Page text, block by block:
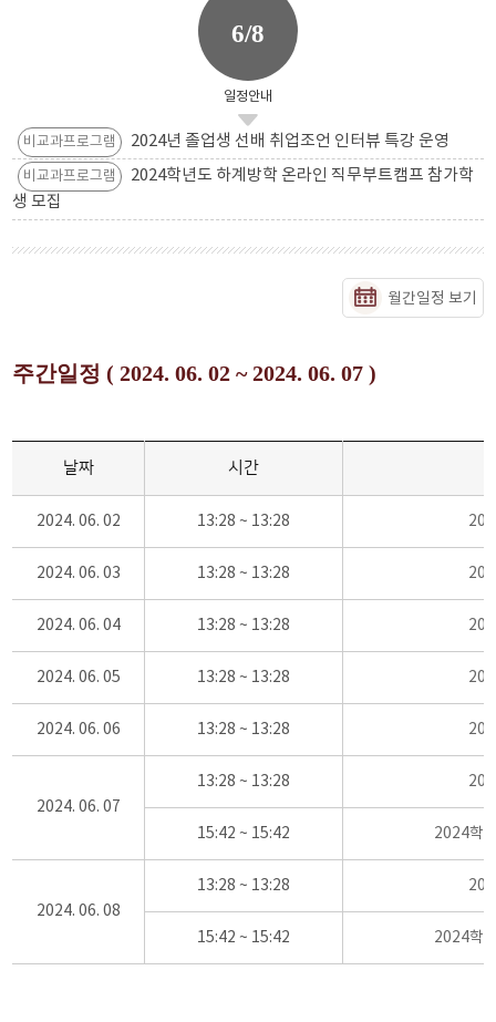
6/8
일정안내
비교과프로그램 2024년 졸업생 선배 취업조언 인터뷰 특강 운영
비교과프로그램
2024학년도 하계방학 온라인 직무부트캠프 참가학
생 모집
월간일정 보기
주간일정 ( 2024. 06. 02 ~ 2024. 06. 07 )
날짜 시간
2024. 06. 02 13:28 ~ 13:28
2024. 06. 03 13:28 ~ 13:28
2024. 06. 04 13:28 ~ 13:28
2024. 06. 05 13:28 ~ 13:28
2024. 06. 06 13:28 ~ 13:28
2024. 06. 07
13:28 ~ 13:28
15:42 ~ 15:42 2024학
2024. 06. 08
13:28 ~ 13:28
15:42 ~ 15:42 2024학